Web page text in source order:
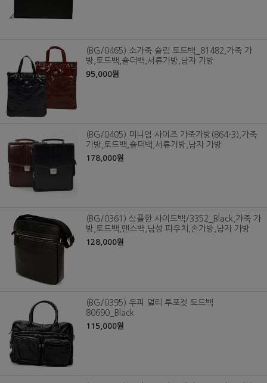
(BG/0465) 소가죽 슬림 토드백_81482,가죽 가
방,토드백,숄더백,서류가방,남자 가방
95,000원
(BG/0405) 미니엄 사이즈 가죽가방(864-3),가죽
가방,토드백,숄더백,서류가방,남자 가방
178,000원
(BG/0361) 심플한 사이드백/3352_Black,가죽 가
방,토드백,맨스백,남성 파우치,손가방,남자 가방
128,000원
(BG/0395) 우피 멀티 투포켓 토드백
80690_Black
115,000원